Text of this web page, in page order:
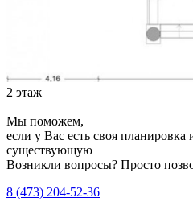
2 этаж
Мы поможем,
если у Вас есть своя
существующую
Возникли вопросы? Просто
8 (473) 204-52-36